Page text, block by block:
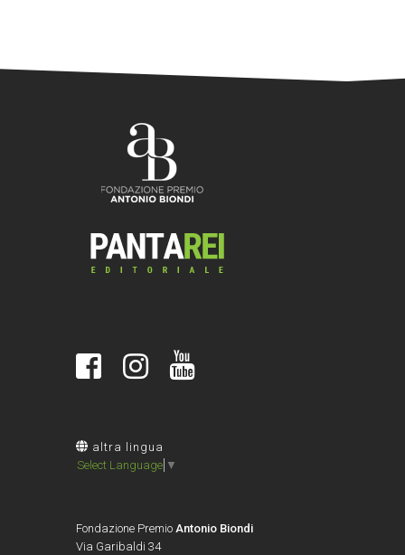
altra lingua
Select Language ▼
Fondazione Premio Antonio Biondi
Via Garibaldi 34